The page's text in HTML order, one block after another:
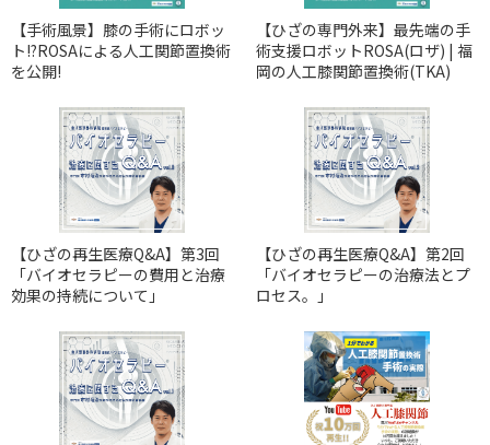
【手術風景】膝の手術にロボッ
ト!?ROSAによる人工関節置換術
を公開!
【ひざの専門外来】最先端の手
術支援ロボットROSA(ロザ) | 福
岡の人工膝関節置換術(TKA)
【ひざの再生医療Q&A】第3回
「バイオセラピーの費用と治療
効果の持続について」
【ひざの再生医療Q&A】第2回
「バイオセラピーの治療法とプ
ロセス。」